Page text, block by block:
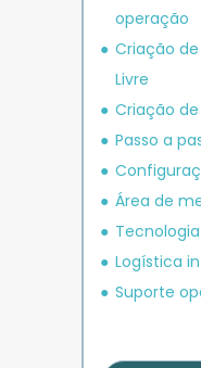
operação
Criação
Livre
Criação
Passo a
Área de
Logística
Suporte